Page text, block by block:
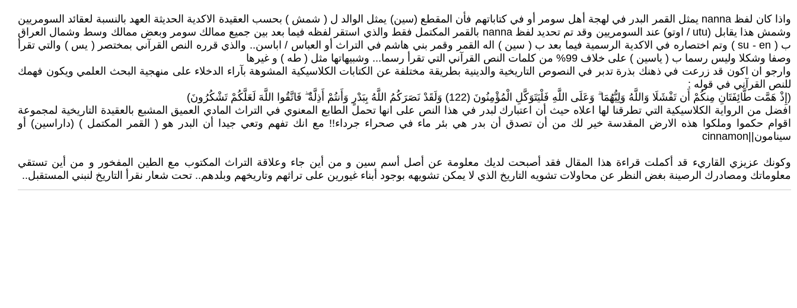
واذا كان لفظ nanna يمثل القمر البدر في لهجة أهل سومر أو في كتاباتهم فأن المقطع (سين) يمثل الوالد ل ( شمش ) بحسب العقيدة الاكدية الحديثة العهد بالنسبة لعقائد السومريين
وشمش هذا يقابل (utu / اوتو) عند السومريين وقد تم تحديد لفظ nanna بالقمر المكتمل فقط والذي استقر لفظه فيما بعد بين جميع ممالك سومر وبعض ممالك وسط وشمال العراق
ب ( su - en ) وتم اختصاره في الاكدية الرسمية فيما بعد ب ( سين ) اله القمر وقمر بني هاشم في التراث أو العباس / اباسن.. والذي قرره النص القرآني بمختصر ( يس ) والتي تقرأ
وصفا وشكلا وليس رسما ب ( ياسين ) على خلاف 99% من كلمات النص القرآني التي تقرأ رسما... وشبيهاتها مثل ( طه ) و غيرها
وارجو ان اكون قد زرعت في ذهنك بذرة تدبر في النصوص التاريخية والدينية بطريقة مختلفة عن الكتابات الكلاسيكية المشوهة بآراء الدخلاء على منهجية البحث العلمي ويكون فهمك
للنص القرآني في قوله :
(إِذْ هَمَّت طَّائِفَتَانِ مِنكُمْ أَن تَفْشَلَا وَاللَّهُ وَلِيُّهُمَا ۗ وَعَلَى اللَّهِ فَلْيَتَوَكَّلِ الْمُؤْمِنُونَ (122) وَلَقَدْ نَصَرَكُمُ اللَّهُ بِبَدْرٍ وَأَنتُمْ أَذِلَّةٌ ۖ فَاتَّقُوا اللَّهَ لَعَلَّكُمْ تَشْكُرُونَ)
افضل من الرواية الكلاسيكية التي تطرقنا لها اعلاه حيث أن اعتبارك لبدر في هذا النص على انها تحمل الطابع المعنوي في التراث المادي العميق المشبع بالعقيدة التاريخية لمجموعة
اقوام حكموا وملكوا هذه الارض المقدسة خير لك من أن تصدق أن بدر هي بئر ماء في صحراء جرداء!! مع انك تفهم وتعي جيدا أن البدر هو ( القمر المكتمل ) (داراسين) أو
سينامون||cinnamon
وكونك عزيزي القاريء قد أكملت قراءة هذا المقال فقد أصبحت لديك معلومة عن أصل أسم سين و من أين جاء وعلاقة التراث المكتوب مع الطين المفخور و من أين تستقي
معلوماتك ومصادرك الرصينة بغض النظر عن محاولات تشويه التاريخ الذي لا يمكن تشويهه بوجود أبناء غيورين على تراثهم وتاريخهم وبلدهم.. تحت شعار نقرأ التاريخ لنبني المستقبل..